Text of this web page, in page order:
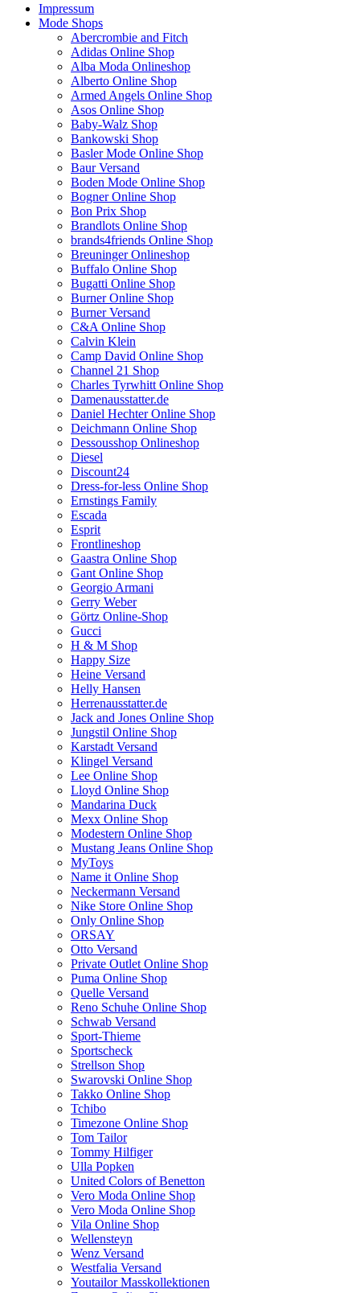
Impressum
Mode Shops
Abercrombie and Fitch
Adidas Online Shop
Alba Moda Onlineshop
Alberto Online Shop
Armed Angels Online Shop
Asos Online Shop
Baby-Walz Shop
Bankowski Shop
Basler Mode Online Shop
Baur Versand
Boden Mode Online Shop
Bogner Online Shop
Bon Prix Shop
Brandlots Online Shop
brands4friends Online Shop
Breuninger Onlineshop
Buffalo Online Shop
Bugatti Online Shop
Burner Online Shop
Burner Versand
C&A Online Shop
Calvin Klein
Camp David Online Shop
Channel 21 Shop
Charles Tyrwhitt Online Shop
Damenausstatter.de
Daniel Hechter Online Shop
Deichmann Online Shop
Dessousshop Onlineshop
Diesel
Discount24
Dress-for-less Online Shop
Ernstings Family
Escada
Esprit
Frontlineshop
Gaastra Online Shop
Gant Online Shop
Georgio Armani
Gerry Weber
Görtz Online-Shop
Gucci
H & M Shop
Happy Size
Heine Versand
Helly Hansen
Herrenausstatter.de
Jack and Jones Online Shop
Jungstil Online Shop
Karstadt Versand
Klingel Versand
Lee Online Shop
Lloyd Online Shop
Mandarina Duck
Mexx Online Shop
Modestern Online Shop
Mustang Jeans Online Shop
MyToys
Name it Online Shop
Neckermann Versand
Nike Store Online Shop
Only Online Shop
ORSAY
Otto Versand
Private Outlet Online Shop
Puma Online Shop
Quelle Versand
Reno Schuhe Online Shop
Schwab Versand
Sport-Thieme
Sportscheck
Strellson Shop
Swarovski Online Shop
Takko Online Shop
Tchibo
Timezone Online Shop
Tom Tailor
Tommy Hilfiger
Ulla Popken
United Colors of Benetton
Vero Moda Online Shop
Vero Moda Online Shop
Vila Online Shop
Wellensteyn
Wenz Versand
Westfalia Versand
Youtailor Masskollektionen